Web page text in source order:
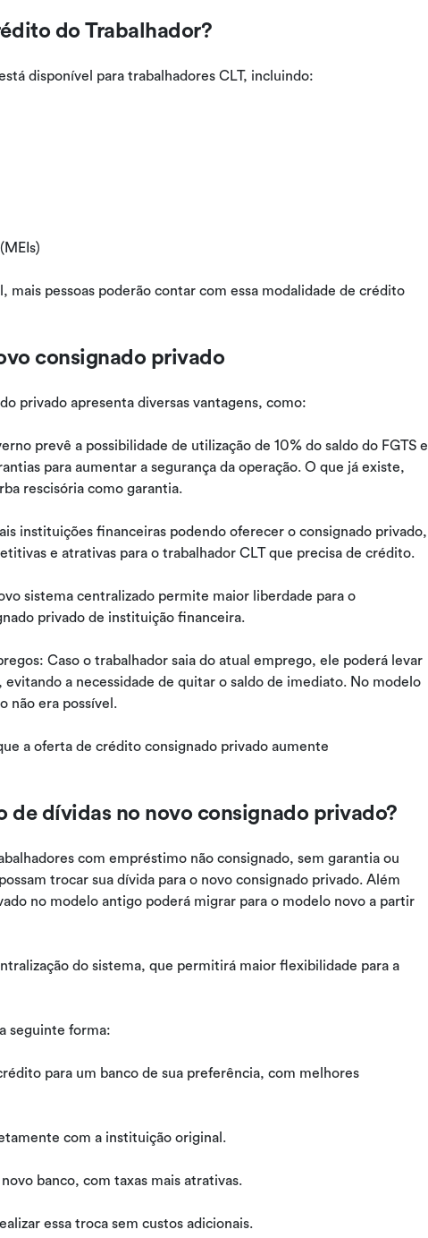
do Trabalhador?
disponível para trabalhadores CLT, incluindo:
mais pessoas poderão contar com essa modalidade de crédito
consignado privado
privado apresenta diversas vantagens, como:
prevê a possibilidade de utilização de 10% do saldo do FGTS e
para aumentar a segurança da operação. O que já existe,
rescisória como garantia.
instituições financeiras podendo oferecer o consignado privado,
e atrativas para o trabalhador CLT que precisa de crédito.
sistema centralizado permite maior liberdade para o
privado de instituição financeira.
Caso o trabalhador saia do atual emprego, ele poderá levar
a necessidade de quitar o saldo de imediato. No modelo
não era possível.
a oferta de crédito consignado privado aumente
de dívidas no novo consignado privado?
com empréstimo não consignado, sem garantia ou
trocar sua dívida para o novo consignado privado. Além
no modelo antigo poderá migrar para o modelo novo a partir
do sistema, que permitirá maior flexibilidade para a
seguinte forma:
para um banco de sua preferência, com melhores
com a instituição original.
banco, com taxas mais atrativas.
essa troca sem custos adicionais.